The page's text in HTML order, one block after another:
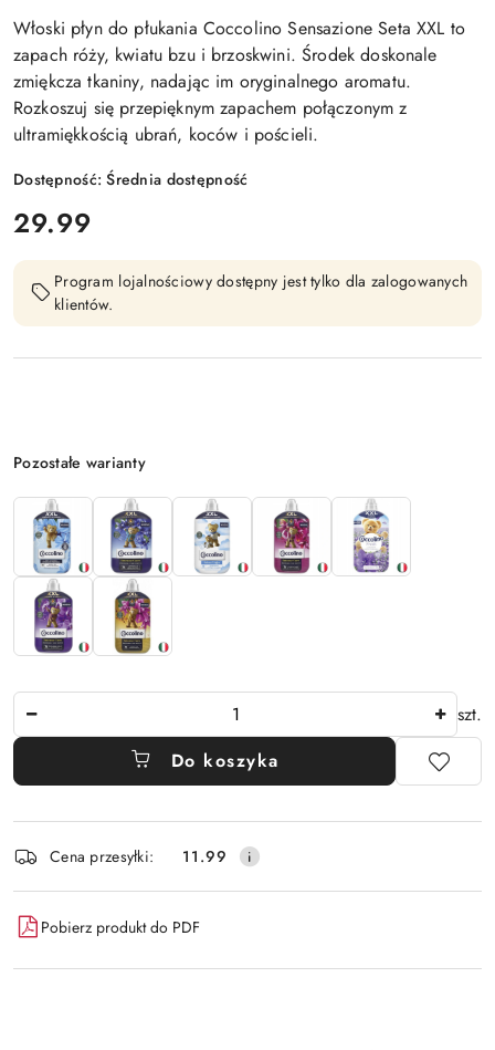
Włoski płyn do płukania Coccolino Sensazione Seta XXL to
zapach róży, kwiatu bzu i brzoskwini. Środek doskonale
zmiękcza tkaniny, nadając im oryginalnego aromatu.
Rozkoszuj się przepięknym zapachem połączonym z
ultramiękkością ubrań, koców i pościeli.
Dostępność:Średnia dostępność
cena:
29.99
Program lojalnościowy dostępny jest tylko dla zalogowanych
klientów.
Wariant
Pozostałe warianty
szt.
Do koszyka
i
dostawa
Cena przesyłki: 11.99
Pobierz produkt do PDF